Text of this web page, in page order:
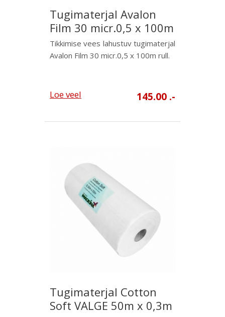
Tugimaterjal Avalon
Film 30 micr.0,5 x 100m
Tikkimise vees lahustuv tugimaterjal
Avalon Film 30 micr.0,5 x 100m rull.
Loe veel 145.00 .-
Tugimaterjal Cotton
Soft VALGE 50m x 0,3m